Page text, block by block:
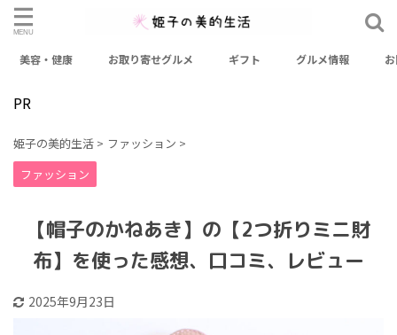
検索
カテゴリー
おせち
ファッション 料理レシピ
美容・健康 お取り寄せグルメ ギフト グルメ情報
PR
姫子の美的生活 > ファッション >
ファッション
【帽子のかねあき】の【2つ折りミニ財
布】を使った感想、口コミ、レビュー
2025年9月23日